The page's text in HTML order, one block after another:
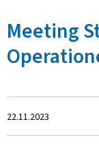
Meeting
Zum
22.11.2023